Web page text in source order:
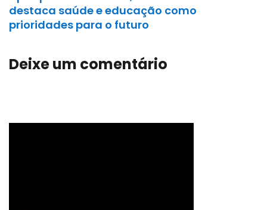
destaca saúde e educação como
prioridades para o futuro
Deixe um comentário